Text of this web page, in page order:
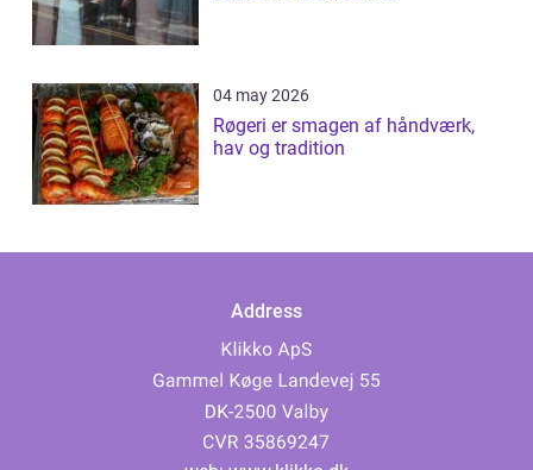
04 may 2026
Røgeri er smagen af håndværk,
hav og tradition
Address